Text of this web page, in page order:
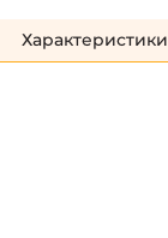
Характеристики